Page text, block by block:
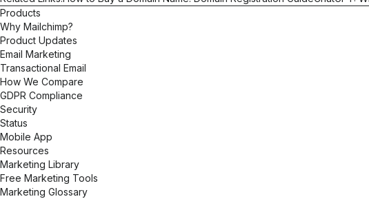
Products
Why Mailchimp?
Product Updates
Email Marketing
Transactional Email
How We Compare
GDPR Compliance
Security
Status
Mobile App
Resources
Marketing Library
Free Marketing Tools
Marketing Glossary